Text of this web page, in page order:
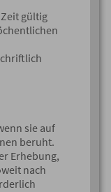
gültig
sie auf
beruht.
Erhebung,
nach